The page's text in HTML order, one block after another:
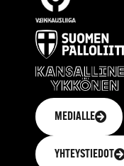
MEDIALLE
YHTEYSTIEDOT